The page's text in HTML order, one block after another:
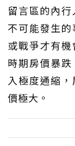
留言區的內
不可能發生
或戰爭才有
時期房價暴
入極度通縮
價極大。